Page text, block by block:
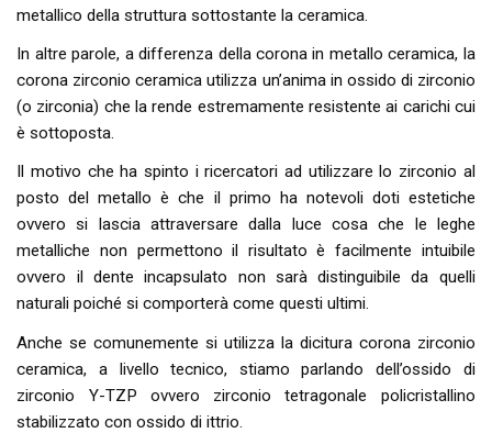
metallico della struttura sottostante la ceramica.
In altre parole, a differenza della corona in metallo ceramica, la
corona zirconio ceramica utilizza un’anima in ossido di zirconio
(o zirconia) che la rende estremamente resistente ai carichi cui
è sottoposta.
Il motivo che ha spinto i ricercatori ad utilizzare lo zirconio al
posto del metallo è che il primo ha notevoli doti estetiche
ovvero si lascia attraversare dalla luce cosa che le leghe
metalliche non permettono il risultato è facilmente intuibile
ovvero il dente incapsulato non sarà distinguibile da quelli
naturali poiché si comporterà come questi ultimi.
Anche se comunemente si utilizza la dicitura corona zirconio
ceramica, a livello tecnico, stiamo parlando dell’ossido di
zirconio Y-TZP ovvero zirconio tetragonale policristallino
stabilizzato con ossido di ittrio.